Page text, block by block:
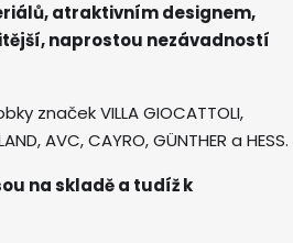
atraktivním designem,
naprostou nezávadností
značek VILLA GIOCATTOLI,
AVC, CAYRO, GÜNTHER a HESS.
na skladě a tudíž k